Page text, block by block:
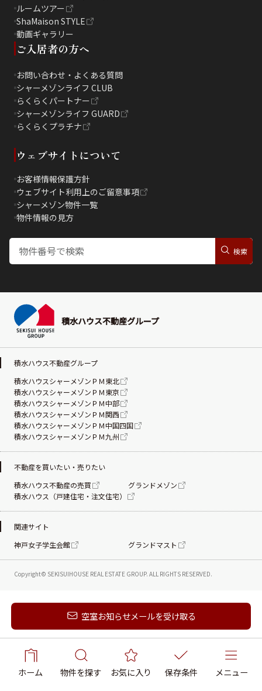
新着メールを受け取る
ホーム 物件を探す お気に入り 保存条件 メニュー
空室お知らせメールを受け取る
ルームツアー
ShaMaison STYLE
動画ギャラリー
ご入居者の方へ
お問い合わせ・よくある質問
シャーメゾンライフ CLUB
らくらくパートナー
シャーメゾンライフ GUARD
らくらくプラチナ
ウェブサイトについて
お客様情報保護方針
ウェブサイト利用上のご留意事項
シャーメゾン物件一覧
物件情報の見方
積水ハウス不動産グループ
Copyright© SEKISUIHOUSE REAL ESTATE GROUP. ALL RIGHTS RESERVED.
積水ハウス不動産グループ
積水ハウスシャーメゾンＰＭ東北
積水ハウスシャーメゾンＰＭ東京
積水ハウスシャーメゾンＰＭ中部
積水ハウスシャーメゾンＰＭ関西
積水ハウスシャーメゾンＰＭ中国四国
積水ハウスシャーメゾンＰＭ九州
不動産を買いたい・売りたい
積水ハウス不動産の売買
グランドメゾン
積水ハウス（戸建住宅・注文住宅）
関連サイト
神戸女子学生会館
グランドマスト